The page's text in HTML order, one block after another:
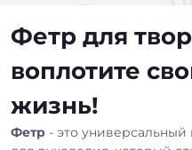
Фетр для
воплотите
жизнь!
Фетр - это